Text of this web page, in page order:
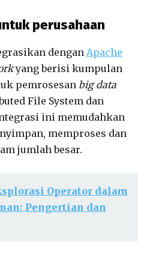
perusahaan
dengan Apache
yang berisi kumpulan
pemrosesan big data
File System dan
ini memudahkan
memproses dan
jumlah besar.
Operator dalam
Pengertian dan